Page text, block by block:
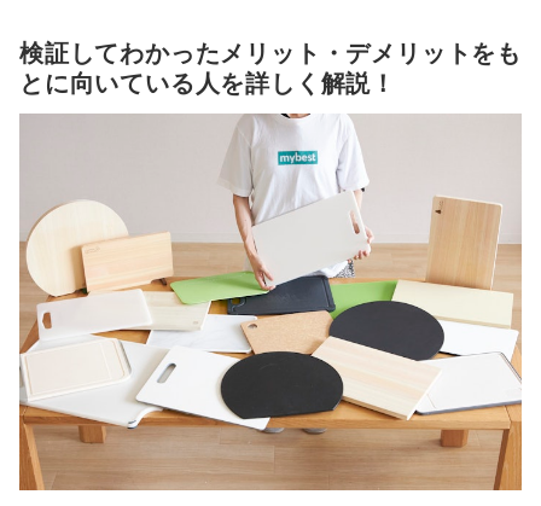
検証してわかったメリット・デメリットをも
とに向いている人を詳しく解説！